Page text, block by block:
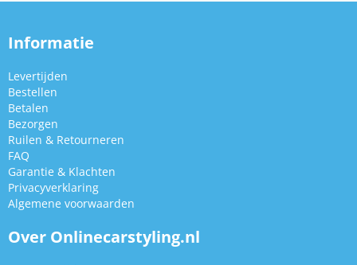
Informatie
Levertijden
Bestellen
Betalen
Bezorgen
Ruilen & Retourneren
FAQ
Garantie & Klachten
Privacyverklaring
Algemene voorwaarden
Over Onlinecarstyling.nl